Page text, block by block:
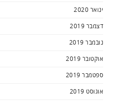
ינואר 2020
דצמבר 2019
נובמבר 2019
אוקטובר 2019
ספטמבר 2019
אוגוסט 2019